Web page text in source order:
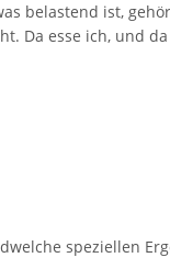
belastend ist,
Da esse ich, und
speziellen